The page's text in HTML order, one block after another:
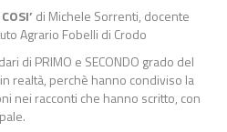
di Michele Sorrenti, docente
Agrario Fobelli di Crodo
di PRIMO e SECONDO grado del
realtà, perchè hanno condiviso la
nei racconti che hanno scritto, con